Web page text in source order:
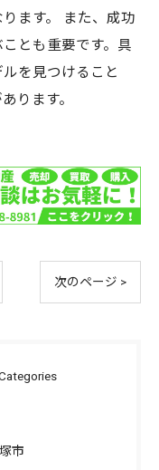
ます。 また、成功
とも重要です。具
を見つけること
ります。
次のページ >
市